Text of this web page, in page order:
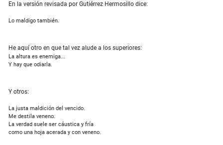
En la versión revisada por Gutiérrez Hermosillo dice:
Lo maldigo también.
He aquí otro en que tal vez alude a los superiores:
La altura es enemiga...
Y hay que odiarla.
Y otros:
La justa maldición del vencido.
Me destila veneno.
La verdad suele ser cáustica y fría
como una hoja acerada y con veneno.